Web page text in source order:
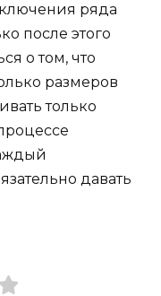
ряда
после этого
о том, что
размеров
только
давать